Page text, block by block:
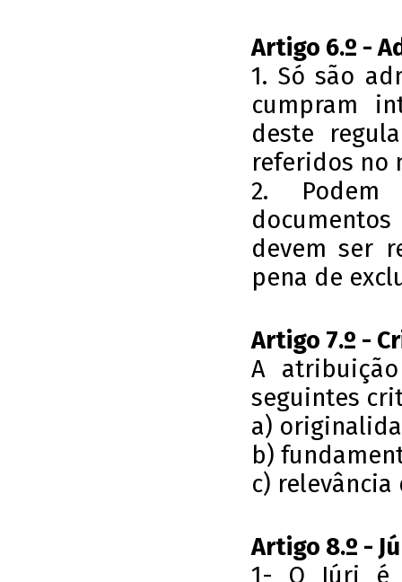
Artigo 6.º -
1. Só são
cumpram
deste
referidos no
2. Podem
devem ser
pena de
Artigo 7.º -
A
seguintes
a)
b)
c)
Artigo 8.º -
1- O Júri é